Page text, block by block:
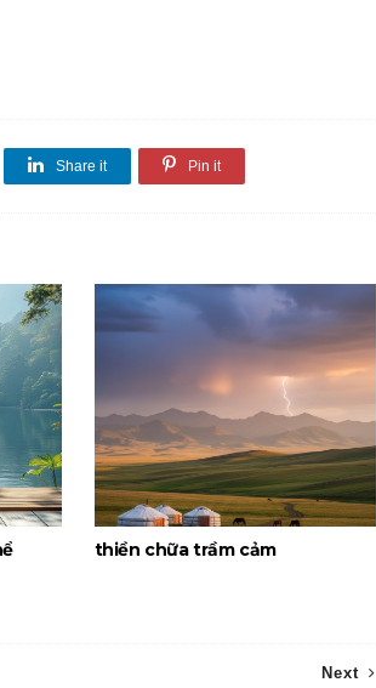
Share it Pin it
thiền chữa trầm cảm
Next